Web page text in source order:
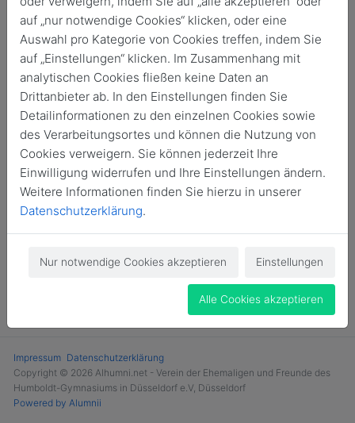
Jetzt Mitglied werden
Impressum Datenschutzerklärung
Copyright © 2026 Alhumni.net - Verein der Ehemaligen und Freunde des
Humboldt-Gymnasiums in Düsseldorf e.V, Düsseldorf
Powered by Alumnii
auf „nur notwendige Cookies“ klicken, oder eine
Auswahl pro Kategorie von Cookies treffen, indem Sie
auf „Einstellungen“ klicken. Im Zusammenhang mit
analytischen Cookies fließen keine Daten an
Drittanbieter ab. In den Einstellungen finden Sie
Detailinformationen zu den einzelnen Cookies sowie
des Verarbeitungsortes und können die Nutzung von
Cookies verweigern. Sie können jederzeit Ihre
Einwilligung widerrufen und Ihre Einstellungen ändern.
Weitere Informationen finden Sie hierzu in unserer
Datenschutzerklärung.
Nur notwendige Cookies akzeptieren Einstellungen
Alle Cookies akzeptieren